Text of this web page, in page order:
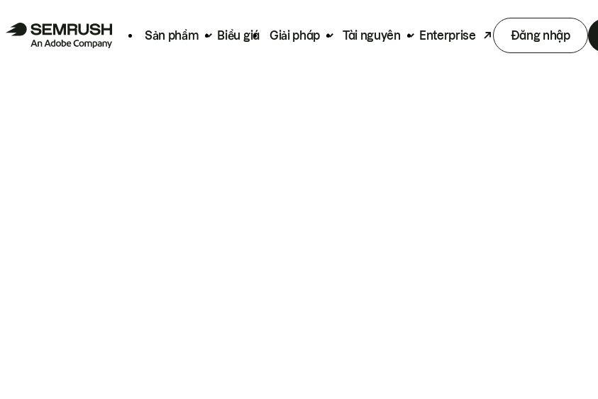
Sản phẩm Biểu giá Giải pháp Tài nguyên Enterprise Đăng nhập